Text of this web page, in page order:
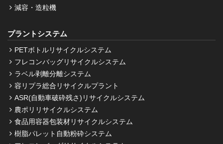
減容・造粒機
プラントシステム
PETボトルリサイクルシステム
フレコンバッグリサイクルシステム
ラベル剥離分離システム
容リプラ総合リサイクルプラント
ASR(自動車破砕残さ)リサイクルシステム
農ポリリサイクルシステム
食品用容器包装材リサイクルシステム
樹脂パレット自動粉砕システム